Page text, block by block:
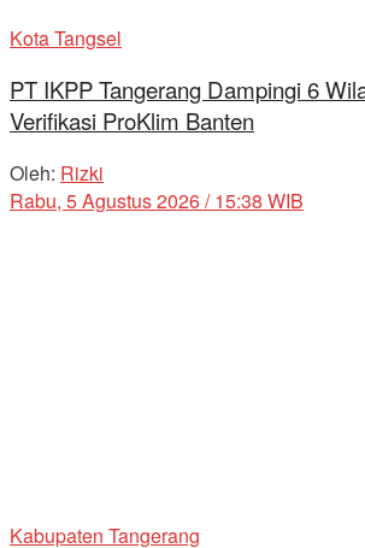
Kota Tangsel
PT IKPP Tangerang Dampingi 6
Verifikasi ProKlim Banten
Oleh: Rizki
Rabu, 5 Agustus 2026 / 15:38 WIB
Kabupaten Tangerang